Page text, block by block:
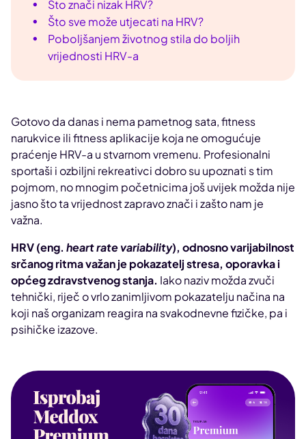
Što znači nizak HRV?
Što sve može utjecati na HRV?
Poboljšanjem životnog stila do boljih
vrijednosti HRV-a
Gotovo da danas i nema pametnog sata, fitness
narukvice ili fitness aplikacije koja ne omogućuje
praćenje HRV-a u stvarnom vremenu. Profesionalni
sportaši i ozbiljni rekreativci dobro su upoznati s tim
pojmom, no mnogim početnicima još uvijek možda nije
jasno što ta vrijednost zapravo znači i zašto nam je
važna.
HRV (eng. heart rate variability), odnosno varijabilnost
srčanog ritma važan je pokazatelj stresa, oporavka i
općeg zdravstvenog stanja. Iako naziv možda zvuči
tehnički, riječ o vrlo zanimljivom pokazatelju načina na
koji naš organizam reagira na svakodnevne fizičke, pa i
psihičke izazove.